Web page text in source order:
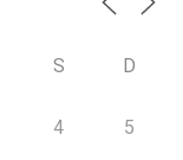
S D
4 5